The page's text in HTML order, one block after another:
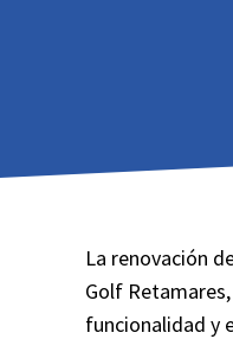
La renovación
Golf
funcionalidad y